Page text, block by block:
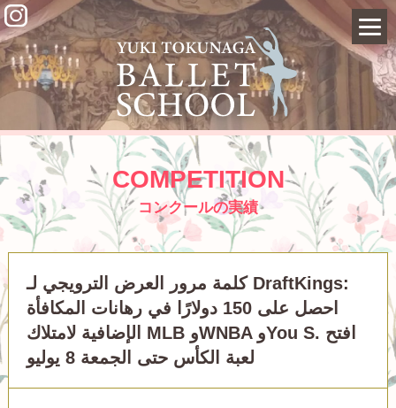
COMPETITION
コンクールの実績
كلمة مرور العرض الترويجي لـ DraftKings:
احصل على 150 دولارًا في رهانات المكافأة
الإضافية لامتلاك MLB وWNBA وYou S. افتح
لعبة الكأس حتى الجمعة 8 يوليو